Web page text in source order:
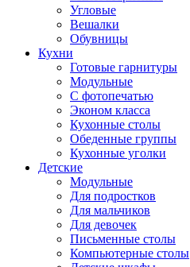
Угловые
Вешалки
Обувницы
Кухни
Готовые гарнитуры
Модульные
С фотопечатью
Эконом класса
Кухонные столы
Обеденные группы
Кухонные уголки
Детские
Модульные
Для подростков
Для мальчиков
Для девочек
Письменные столы
Компьютерные столы